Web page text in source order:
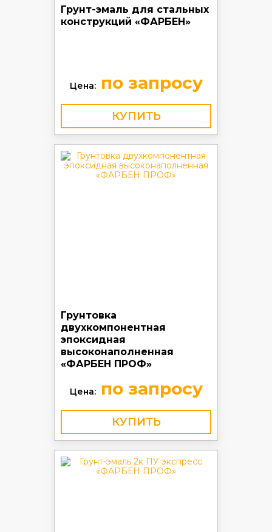
Грунт-эмаль для стальных
конструкций «ФАРБЕН»
Цена:по запросу
КУПИТЬ
Грунтовка
двухкомпонентная
эпоксидная
высоконаполненная
«ФАРБЕН ПРОФ»
Цена:по запросу
КУПИТЬ